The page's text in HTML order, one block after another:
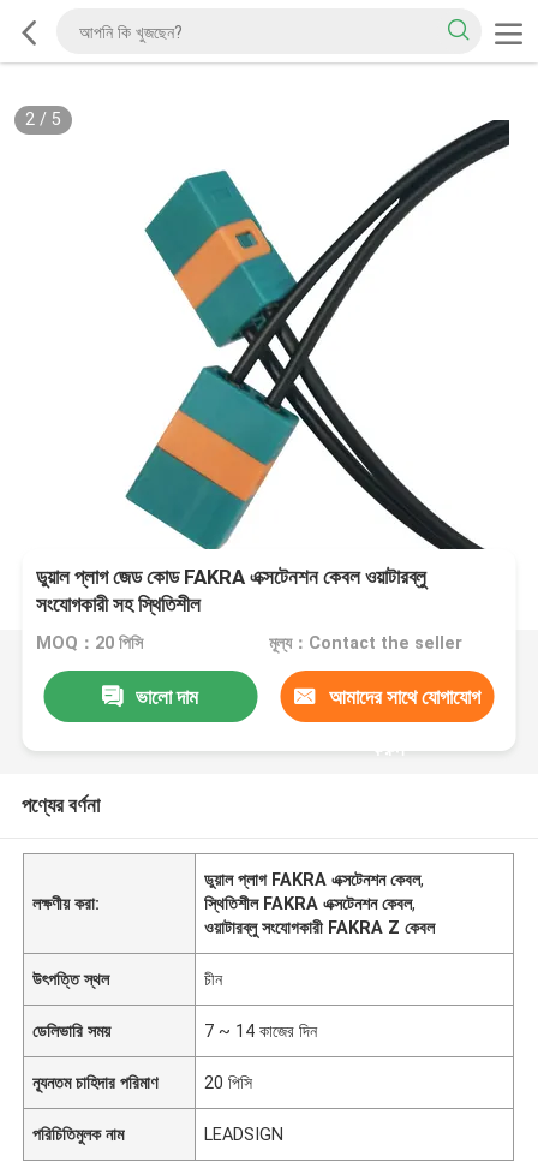
2/ 5
ডুয়াল প্লাগ জেড কোড FAKRA এক্সটেনশন কেবল ওয়াটারব্লু
সংযোগকারী সহ স্থিতিশীল
MOQ：20 পিসি মূল্য：Contact the seller
ভালো দাম আমাদের সাথে যোগাযোগ
করুন
পণ্যের বর্ণনা
লক্ষণীয় করা:
ডুয়াল প্লাগ FAKRA এক্সটেনশন কেবল,
স্থিতিশীল FAKRA এক্সটেনশন কেবল,
ওয়াটারব্লু সংযোগকারী FAKRA Z কেবল
উৎপত্তি স্থল চীন
ডেলিভারি সময় 7 ~ 14 কাজের দিন
ন্যূনতম চাহিদার পরিমাণ 20 পিসি
পরিচিতিমুলক নাম LEADSIGN